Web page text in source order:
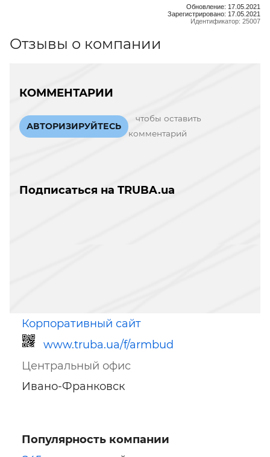
Обновление: 17.05.2021
Зарегистрировано: 17.05.2021
Идентификатор: 25007
Отзывы о компании
КОММЕНТАРИИ
АВТОРИЗИРУЙТЕСЬ
чтобы оставить
комментарий
Подписаться на TRUBA.ua
Корпоративный сайт
www.truba.ua/f/armbud
Ссылка для мобильных устройств
Центральный офис
Ивано-Франковск
Популярность компании